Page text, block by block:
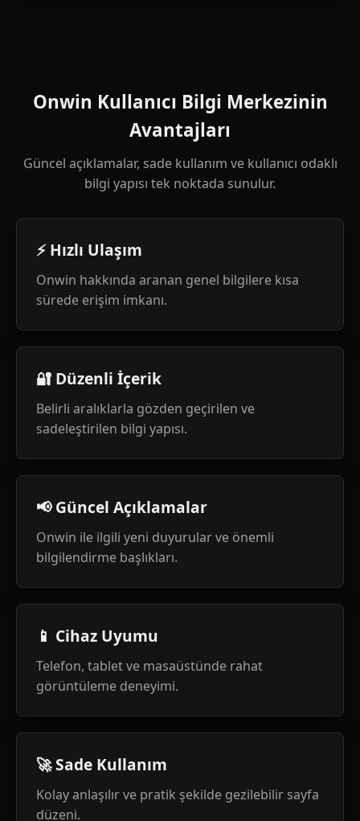
Onwin Kullanıcı Bilgi Merkezinin
Avantajları
Güncel açıklamalar, sade kullanım ve kullanıcı odaklı
bilgi yapısı tek noktada sunulur.
⚡ Hızlı Ulaşım
Onwin hakkında aranan genel bilgilere kısa
sürede erişim imkanı.
🔐 Düzenli İçerik
Belirli aralıklarla gözden geçirilen ve
sadeleştirilen bilgi yapısı.
📢 Güncel Açıklamalar
Onwin ile ilgili yeni duyurular ve önemli
bilgilendirme başlıkları.
📱 Cihaz Uyumu
Telefon, tablet ve masaüstünde rahat
görüntüleme deneyimi.
🚀 Sade Kullanım
Kolay anlaşılır ve pratik şekilde gezilebilir sayfa
düzeni.